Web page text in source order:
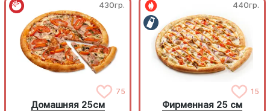
430гр.
75
Домашняя 25см
440гр.
15
Фирменная 25 см